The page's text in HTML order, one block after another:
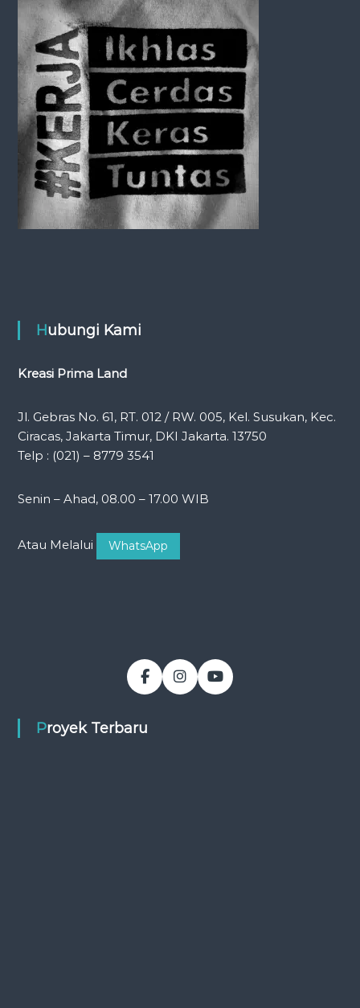
Hubungi Kami
Kreasi Prima Land
Jl. Gebras No. 61, RT. 012 / RW. 005, Kel. Susukan, Kec.
Ciracas, Jakarta Timur, DKI Jakarta. 13750
Telp : (021) – 8779 3541
Senin – Ahad, 08.00 – 17.00 WIB
Atau Melalui WhatsApp
Proyek Terbaru